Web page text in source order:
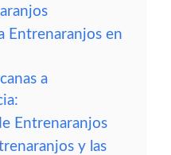
Entrenaranjos en
a
Entrenaranjos
y las